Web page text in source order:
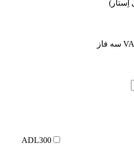
ADL300